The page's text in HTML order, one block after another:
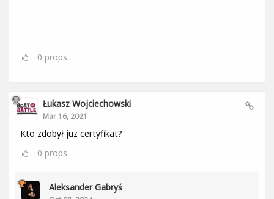
0 props
Łukasz Wojciechowski
Mar 16, 2021
Kto zdobył juz certyfikat?
0 props
Aleksander Gabryś